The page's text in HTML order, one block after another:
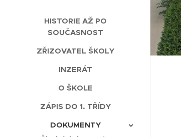
HISTORIE AŽ PO
SOUČASNOST
ZŘIZOVATEL ŠKOLY
INZERÁT
O ŠKOLE
ZÁPIS DO 1. TŘÍDY
DOKUMENTY